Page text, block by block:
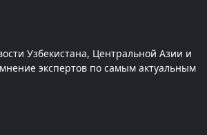
Узбекистана, Центральной Азии и
экспертов по самым актуальным